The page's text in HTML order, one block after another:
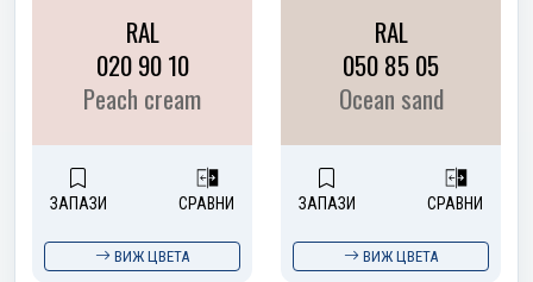
RAL
020 90 10
Peach cream
ЗАПАЗИ СРАВНИ
ВИЖ ЦВЕТА
RAL
050 85 05
Ocean sand
ЗАПАЗИ СРАВНИ
ВИЖ ЦВЕТА